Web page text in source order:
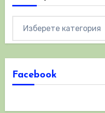
Facebook